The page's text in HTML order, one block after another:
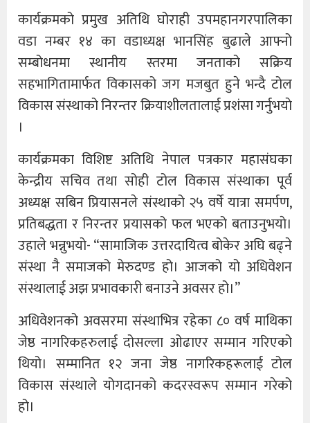
कार्यक्रमको प्रमुख अतिथि घोराही उपमहानगरपालिका
वडा नम्बर १४ का वडाध्यक्ष भानसिंह बुढाले आफ्नो
सम्बोधनमा स्थानीय स्तरमा जनताको सक्रिय
सहभागितामार्फत विकासको जग मजबुत हुने भन्दै टोल
विकास संस्थाको निरन्तर क्रियाशीलतालाई प्रशंसा गर्नुभयाे
।
कार्यक्रमका विशिष्ट अतिथि नेपाल पत्रकार महासंघका
केन्द्रीय सचिव तथा सोही टोल विकास संस्थाका पूर्व
अध्यक्ष सबिन प्रियासनले संस्थाको २५ वर्षे यात्रा समर्पण,
प्रतिबद्धता र निरन्तर प्रयासको फल भएको बताउनुभयाे।
उहाले भन्नुभयाे- “सामाजिक उत्तरदायित्व बोकेर अघि बढ्ने
संस्था नै समाजको मेरुदण्ड हो। आजको यो अधिवेशन
संस्थालाई अझ प्रभावकारी बनाउने अवसर हो।”
अधिवेशनको अवसरमा संस्थाभित्र रहेका ८० वर्ष माथिका
जेष्ठ नागरिकहरुलाई दोसल्ला ओढाएर सम्मान गरिएको
थियो। सम्मानित १२ जना जेष्ठ नागरिकहरूलाई टोल
विकास संस्थाले योगदानको कदरस्वरूप सम्मान गरेको
हो।